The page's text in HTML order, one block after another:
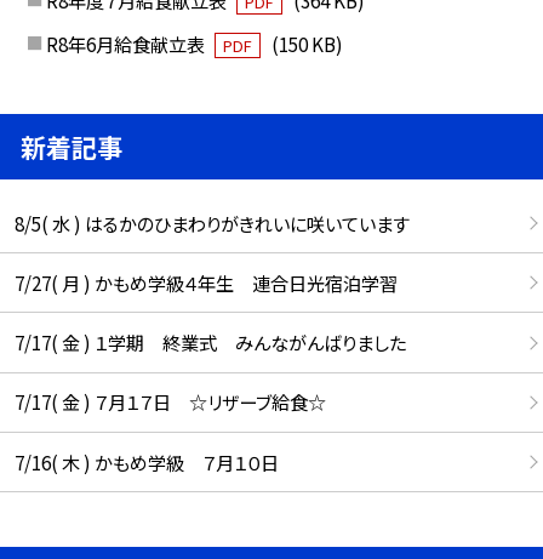
R8年6月給食献立表
PDF (150 KB)
新着記事
8/5( 水 ) はるかのひまわりがきれいに咲いています
7/27( 月 ) かもめ学級４年生 連合日光宿泊学習
7/17( 金 ) １学期 終業式 みんながんばりました
7/17( 金 ) ７月１７日 ☆リザーブ給食☆
7/16( 木 ) かもめ学級 ７月１０日